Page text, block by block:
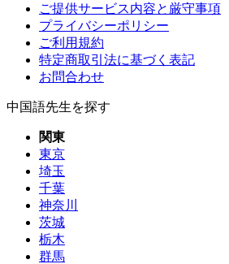
ご提供サービス内容と厳守事項
プライバシーポリシー
ご利用規約
特定商取引法に基づく表記
お問合わせ
中国語先生を探す
関東
東京
埼玉
千葉
神奈川
茨城
栃木
群馬